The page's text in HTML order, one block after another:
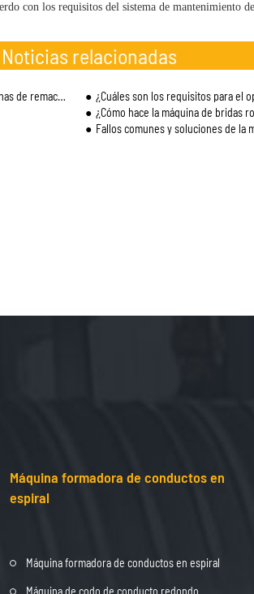
con los requisitos del sistema de mantenimiento
Noticias relacionadas
remachado?
¿Cuáles son los requisitos para el operador de
¿Cómo hace la máquina de bridas
Fallos comunes y soluciones de la
Máquina formadora de conductos en
espiral
Máquina formadora de conductos en espiral
Máquina de codo de conducto redondo